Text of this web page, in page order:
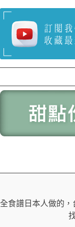
全食譜日本人做的